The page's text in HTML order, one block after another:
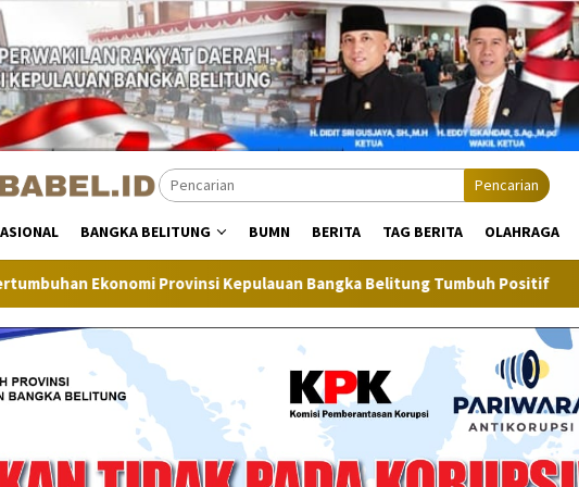
Pencarian
BANGKA BELITUNG BUMN BERITA TAG BERITA OLAHRAGA
Kepulauan Bangka Belitung Tumbuh Positif Inflasi Bangka